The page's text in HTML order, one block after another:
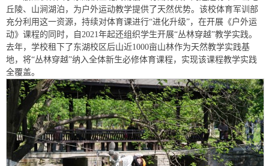
丘陵、山涧湖泊，为户外运动教学提供了天然优势。该校体育军训部
充分利用这一资源，持续对体育课进行“进化升级”，在开展《户外运
动》课程的同时，自2021年起还组织学生开展“丛林穿越”教学实践。
去年，学校租下了东湖校区后山近1000亩山林作为天然教学实践基
地，将“丛林穿越”纳入全体新生必修体育课程，实现该课程教学实践
全覆盖。